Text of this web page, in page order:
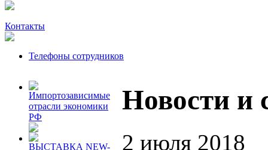
Контакты
Телефоны сотрудников
Импортозависимые
отрасли экономики
РФ
ВЫСТАВКА NEW-
Новости и
2 июля 2018